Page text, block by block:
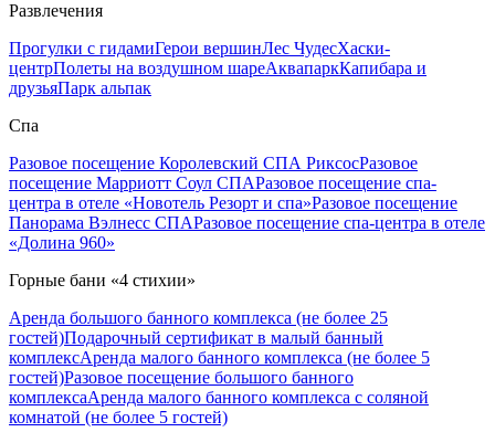
Развлечения
Прогулки с гидамиГерои вершинЛес ЧудесХаски-
центрПолеты на воздушном шареАквапаркКапибара и
друзьяПарк альпак
Спа
Разовое посещение Королевский СПА РиксосРазовое
посещение Марриотт Соул СПАРазовое посещение спа-
центра в отеле «Новотель Резорт и спа»Разовое посещение
Панорама Вэлнесс СПАРазовое посещение спа-центра в отеле
«Долина 960»
Горные бани «4 стихии»
Аренда большого банного комплекса (не более 25
гостей)Подарочный сертификат в малый банный
комплексАренда малого банного комплекса (не более 5
гостей)Разовое посещение большого банного
комплексаАренда малого банного комплекса с соляной
комнатой (не более 5 гостей)